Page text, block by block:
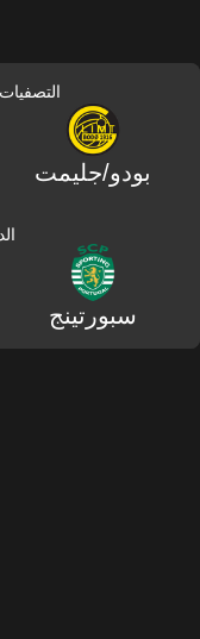
بودو/جليمت
سبورتينج